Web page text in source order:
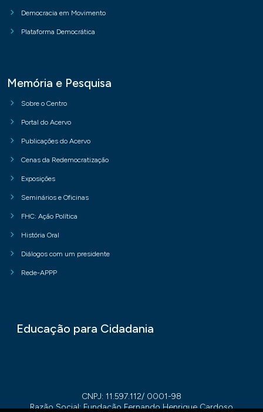
Democracia em Movimento
Plataforma Democrática
Memória e Pesquisa
Sobre o Centro
Portal do Acervo
Publicações do Acervo
Cenas da Redemocratização
Exposições
Seminários e Oficinas
FHC: Ação Política
História Oral
Diálogos com um presidente
Rede-APPP
Educação para Cidadania
CNPJ: 11.597.112/ 0001-98
Razão Social: Fundação Fernando Henrique Cardoso